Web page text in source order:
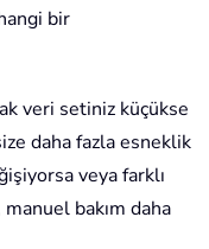
bir
veri setiniz küçükse
daha fazla esneklik
veya farklı
manuel bakım daha